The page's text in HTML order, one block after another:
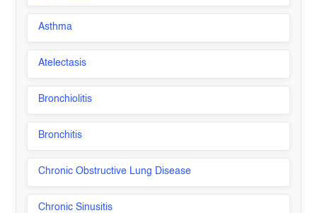
Asthma
Atelectasis
Bronchiolitis
Bronchitis
Chronic Obstructive Lung Disease
Chronic Sinusitis